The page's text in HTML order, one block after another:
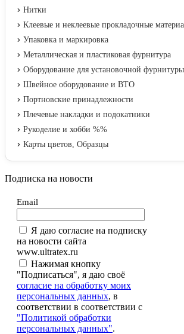
Нитки
Клеевые и неклеевые прокладочные
Упаковка и маркировка
Металлическая и пластиковая фурнитура
Оборудование для установочной фурнитуры
Швейное оборудование и ВТО
Портновские принадлежности
Плечевые накладки и подокатники
Рукоделие и хобби %%
Карты цветов, Образцы
Подписка на новости
Email
Я даю согласие на подписку
на новости сайта
www.ultratex.ru
Нажимая кнопку
"Подписаться", я даю своё
согласие на обработку моих
персональных данных, в
соответствии в соответствии с
"Политикой обработки
персональных данных".